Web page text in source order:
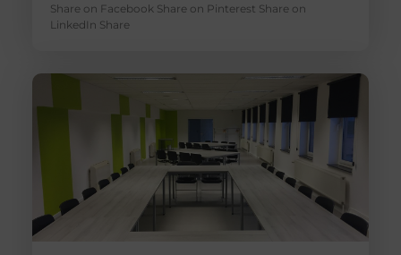
Share on Facebook Share on Pinterest Share on
LinkedIn Share